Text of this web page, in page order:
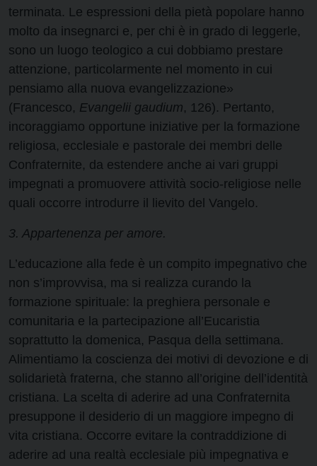
terminata. Le espressioni della pietà popolare hanno
molto da insegnarci e, per chi è in grado di leggerle,
sono un luogo teologico a cui dobbiamo prestare
attenzione, particolarmente nel momento in cui
pensiamo alla nuova evangelizzazione»
(Francesco, Evangelii gaudium, 126). Pertanto,
incoraggiamo opportune iniziative per la formazione
religiosa, ecclesiale e pastorale dei membri delle
Confraternite, da estendere anche ai vari gruppi
impegnati a promuovere attività socio-religiose nelle
quali occorre introdurre il lievito del Vangelo.
3. Appartenenza per amore.
L’educazione alla fede è un compito impegnativo che
non s’improvvisa, ma si realizza curando la
formazione spirituale: la preghiera personale e
comunitaria e la partecipazione all’Eucaristia
soprattutto la domenica, Pasqua della settimana.
Alimentiamo la coscienza dei motivi di devozione e di
solidarietà fraterna, che stanno all’origine dell’identità
cristiana. La scelta di aderire ad una Confraternita
presuppone il desiderio di un maggiore impegno di
vita cristiana. Occorre evitare la contraddizione di
aderire ad una realtà ecclesiale più impegnativa e